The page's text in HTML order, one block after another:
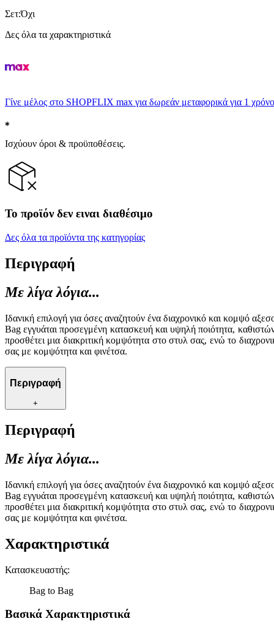
Σετ:Όχι
Δες όλα τα χαρακτηριστικά
Γίνε μέλος στο SHOPFLIX max για δωρεάν μεταφορικά για 1
Ισχύουν όροι & προϋποθέσεις.
Το προϊόν δεν ειναι διαθέσιμο
Δες όλα τα προϊόντα της κατηγορίας
Περιγραφή
Με λίγα λόγια...
Ιδανική επιλογή για όσες αναζητούν ένα διαχρονικό και κομψό
Bag εγγυάται προσεγμένη κατασκευή και υψηλή ποιότητα,
προσθέτει μια διακριτική κομψότητα στο στυλ σας, ενώ το
σας με κομψότητα και φινέτσα.
Περιγραφή
+
Περιγραφή
Με λίγα λόγια...
Ιδανική επιλογή για όσες αναζητούν ένα διαχρονικό και κομψό
Bag εγγυάται προσεγμένη κατασκευή και υψηλή ποιότητα,
προσθέτει μια διακριτική κομψότητα στο στυλ σας, ενώ το
σας με κομψότητα και φινέτσα.
Χαρακτηριστικά
Κατασκευαστής:
Bag to Bag
Βασικά Χαρακτηριστικά